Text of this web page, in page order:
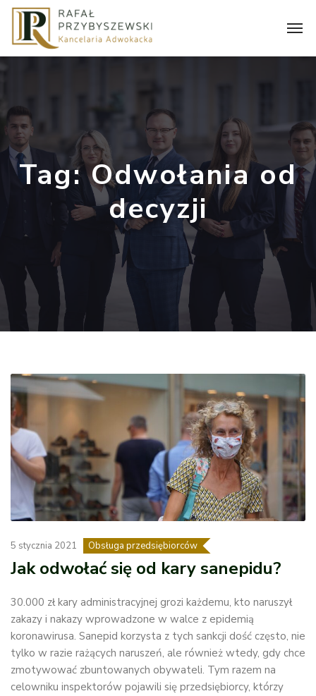
Tag:Odwołania od
decyzji
5 stycznia 2021 Obsługa przedsiębiorców
Jak odwołać się od kary sanepidu?
30.000 zł kary administracyjnej grozi każdemu, kto naruszył
zakazy i nakazy wprowadzone w walce z epidemią
koronawirusa. Sanepid korzysta z tych sankcji dość często, nie
tylko w razie rażących naruszeń, ale również wtedy, gdy chce
zmotywować zbuntowanych obywateli. Tym razem na
celowniku inspektorów pojawili się przedsiębiorcy, którzy